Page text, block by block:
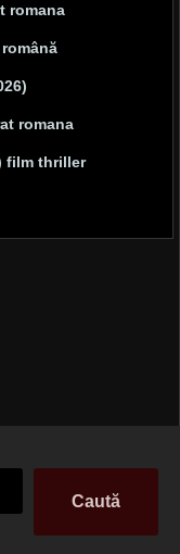
romana
romana
film thriller
Caută